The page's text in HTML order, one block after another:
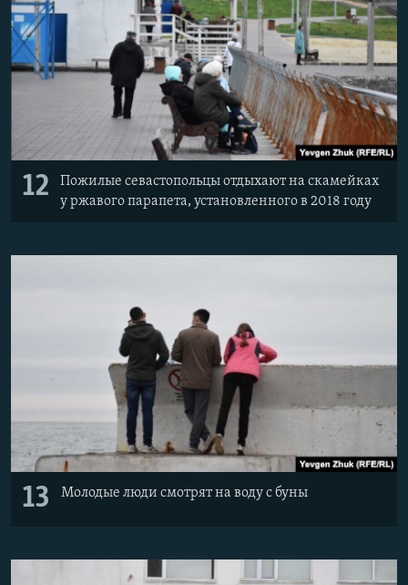
12
Пожилые севастопольцы отдыхают на скамейках
у ржавого парапета, установленного в 2018 году
13 Молодые люди смотрят на воду с буны